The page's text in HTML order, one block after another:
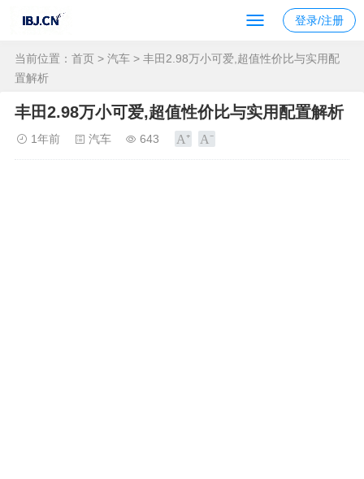
登录/注册
当前位置： 首页 > 汽车 > 丰田2.98万小可爱,超值性价比与实用配
置解析
丰田2.98万小可爱,超值性价比与实用配置解析
1年前 汽车 643